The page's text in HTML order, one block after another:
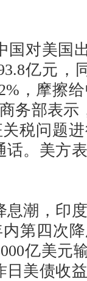
对美国出
亿元，
，摩擦
务部表示
税问题
。美方
潮，印度
第四次
亿美元
美债收